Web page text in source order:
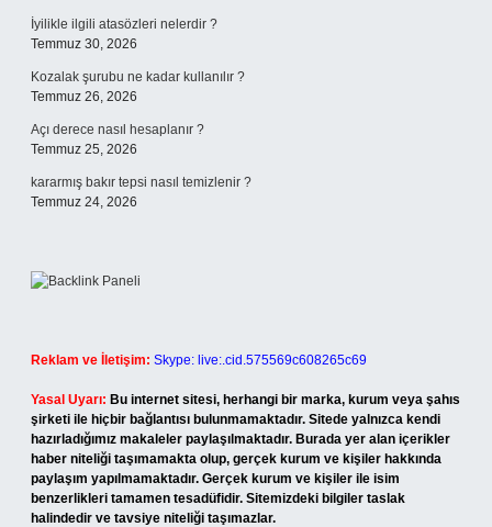
İyilikle ilgili atasözleri nelerdir ?
Temmuz 30, 2026
Kozalak şurubu ne kadar kullanılır ?
Temmuz 26, 2026
Açı derece nasıl hesaplanır ?
Temmuz 25, 2026
kararmış bakır tepsi nasıl temizlenir ?
Temmuz 24, 2026
Reklam ve İletişim: Skype: live:.cid.575569c608265c69
Yasal Uyarı: Bu internet sitesi, herhangi bir marka, kurum veya şahıs
şirketi ile hiçbir bağlantısı bulunmamaktadır. Sitede yalnızca kendi
hazırladığımız makaleler paylaşılmaktadır. Burada yer alan içerikler
haber niteliği taşımamakta olup, gerçek kurum ve kişiler hakkında
paylaşım yapılmamaktadır. Gerçek kurum ve kişiler ile isim
benzerlikleri tamamen tesadüfidir. Sitemizdeki bilgiler taslak
halindedir ve tavsiye niteliği taşımazlar.